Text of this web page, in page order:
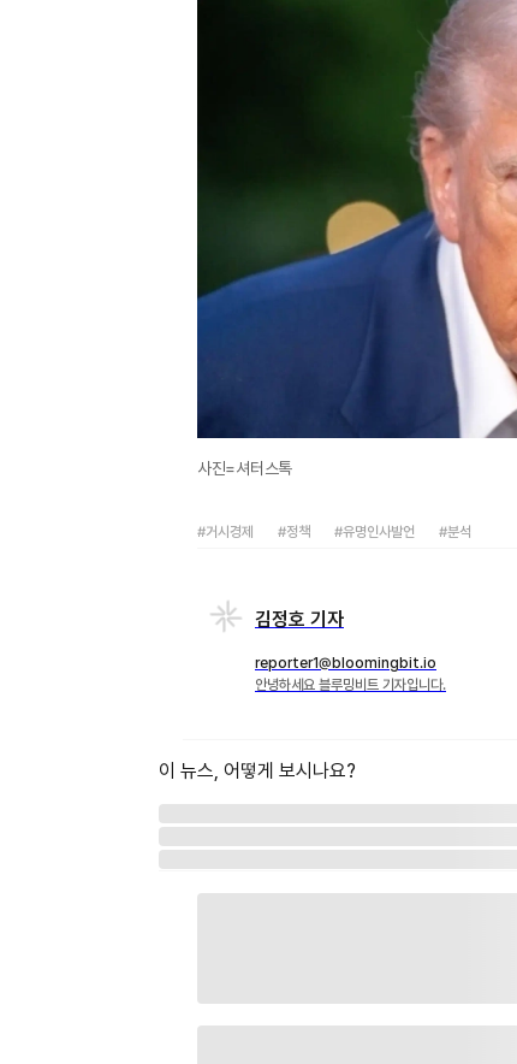
사진=셔터스톡
#거시경제 #정책 #유명인사발언 #분석
김정호 기자
reporter1@bloomingbit.io
안녕하세요 블루밍비트 기자입니다.
이 뉴스, 어떻게 보시나요?